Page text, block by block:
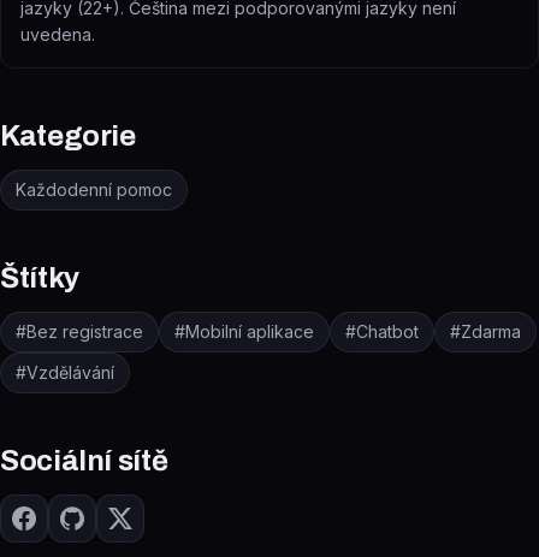
jazyky (22+). Čeština mezi podporovanými jazyky není
uvedena.
Kategorie
Každodenní pomoc
Štítky
#Bez registrace #Mobilní aplikace #Chatbot #Zdarma
#Vzdělávání
Sociální sítě